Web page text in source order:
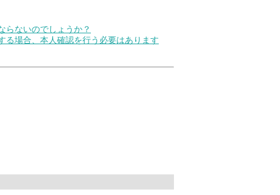
らないのでしょうか？
場合、本人確認を行う必要はあります